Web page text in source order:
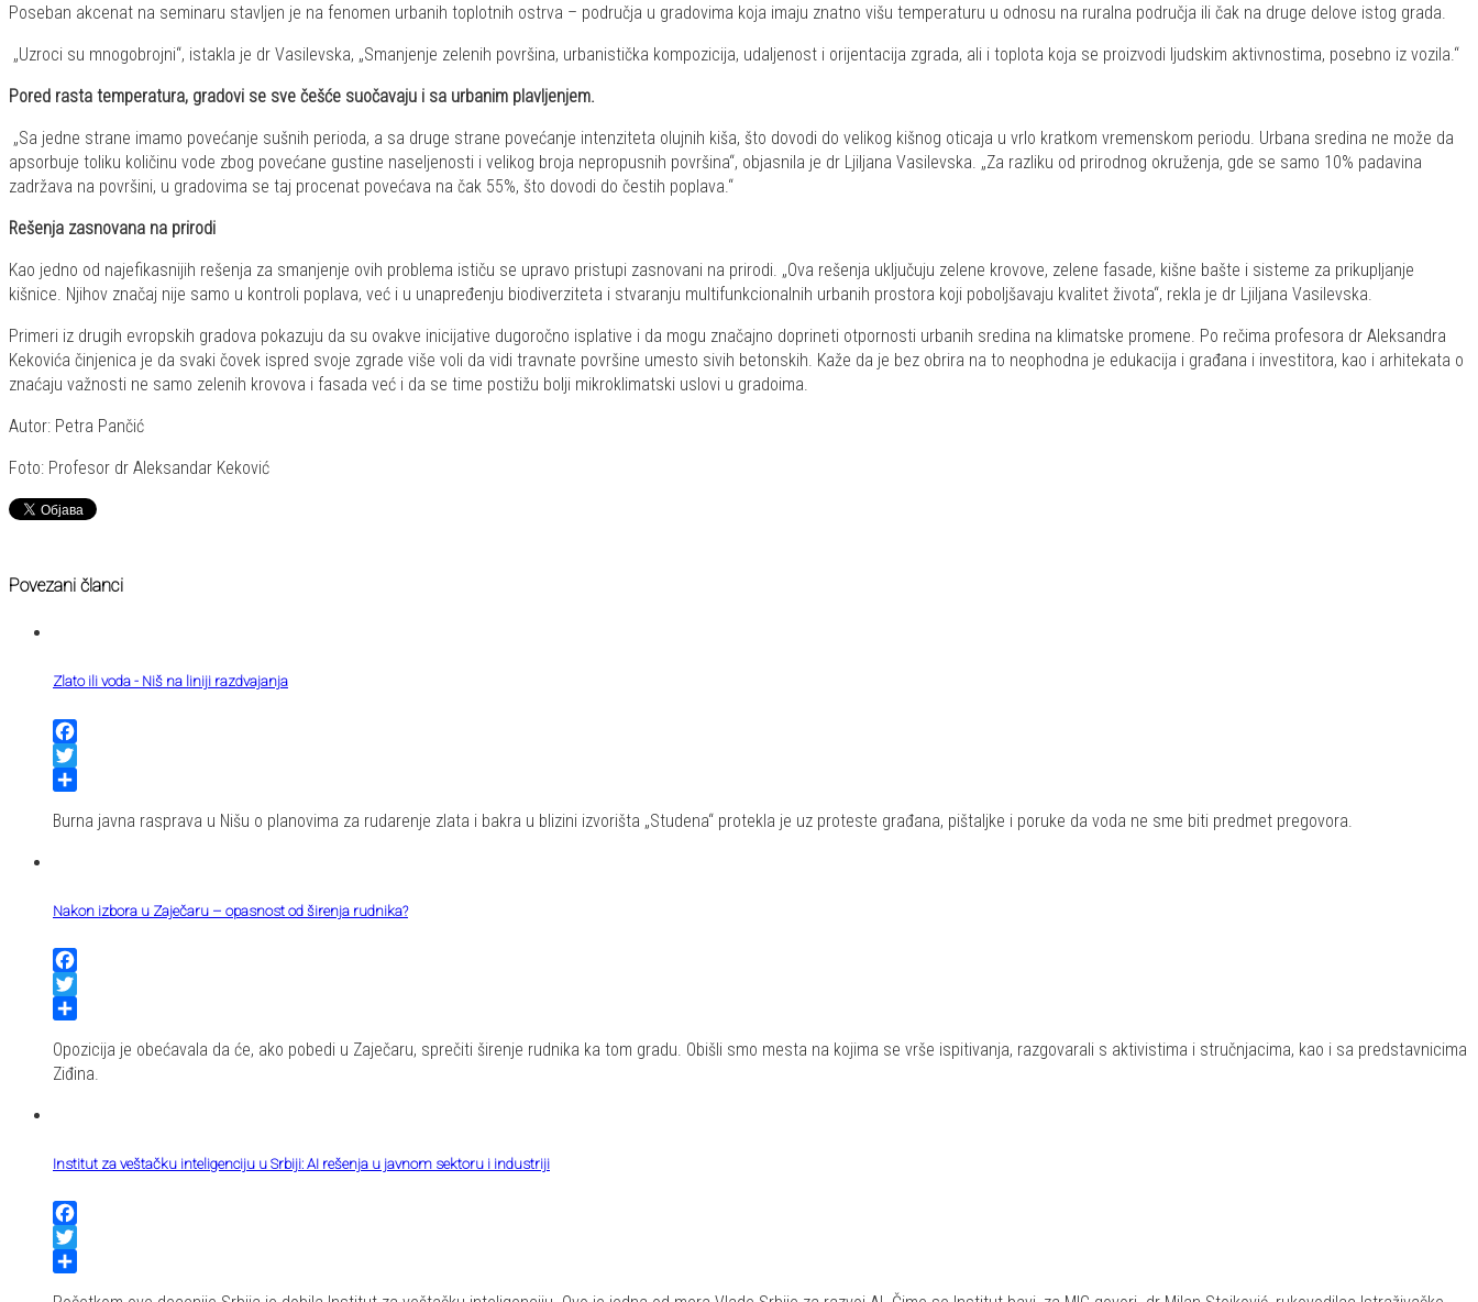
Poseban akcenat na seminaru stavljen je na fenomen urbanih toplotnih ostrva – područja u gradovima koja imaju znatno višu temperaturu u odnosu na ruralna područja ili čak na druge delove istog grada.
„Uzroci su mnogobrojni“, istakla je dr Vasilevska, „Smanjenje zelenih površina, urbanistička kompozicija, udaljenost i orijentacija zgrada, ali i toplota koja se proizvodi ljudskim aktivnostima, posebno iz vozila.“
Pored rasta temperatura, gradovi se sve češće suočavaju i sa urbanim plavljenjem.
„Sa jedne strane imamo povećanje sušnih perioda, a sa druge strane povećanje intenziteta olujnih kiša, što dovodi do velikog kišnog oticaja u vrlo kratkom vremenskom periodu. Urbana sredina ne može da
apsorbuje toliku količinu vode zbog povećane gustine naseljenosti i velikog broja nepropusnih površina“, objasnila je dr Ljiljana Vasilevska. „Za razliku od prirodnog okruženja, gde se samo 10% padavina
zadržava na površini, u gradovima se taj procenat povećava na čak 55%, što dovodi do čestih poplava.“
Rešenja zasnovana na prirodi
Kao jedno od najefikasnijih rešenja za smanjenje ovih problema ističu se upravo pristupi zasnovani na prirodi. „Ova rešenja uključuju zelene krovove, zelene fasade, kišne bašte i sisteme za prikupljanje
kišnice. Njihov značaj nije samo u kontroli poplava, već i u unapređenju biodiverziteta i stvaranju multifunkcionalnih urbanih prostora koji poboljšavaju kvalitet života“, rekla je dr Ljiljana Vasilevska.
Primeri iz drugih evropskih gradova pokazuju da su ovakve inicijative dugoročno isplative i da mogu značajno doprineti otpornosti urbanih sredina na klimatske promene. Po rečima profesora dr Aleksandra
Kekovića činjenica je da svaki čovek ispred svoje zgrade više voli da vidi travnate površine umesto sivih betonskih. Kaže da je bez obrira na to neophodna je edukacija i građana i investitora, kao i arhitekata o
znaćaju važnosti ne samo zelenih krovova i fasada već i da se time postižu bolji mikroklimatski uslovi u gradoima.
Autor: Petra Pančić
Foto: Profesor dr Aleksandar Keković
Povezani članci
Zlato ili voda - Niš na liniji razdvajanja
Facebook
Twitter
Burna javna rasprava u Nišu o planovima za rudarenje zlata i bakra u blizini izvorišta „Studena“ protekla je uz proteste građana, pištaljke i poruke da voda ne sme biti predmet pregovora.
Nakon izbora u Zaječaru – opasnost od širenja rudnika?
Facebook
Twitter
Opozicija je obećavala da će, ako pobedi u Zaječaru, sprečiti širenje rudnika ka tom gradu. Obišli smo mesta na kojima se vrše ispitivanja, razgovarali s aktivistima i stručnjacima, kao i sa predstavnicima
Ziđina.
Institut za veštačku inteligenciju u Srbiji: AI rešenja u javnom sektoru i industriji
Facebook
Twitter